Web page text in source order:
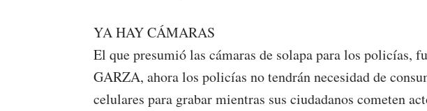
YA HAY CÁMARAS
El que presumió las cámaras de solapa para los policías,
GARZA, ahora los policías no tendrán necesidad de
celulares para grabar mientras sus ciudadanos cometen